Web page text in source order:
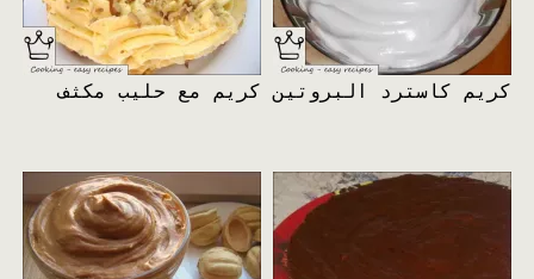
كريم مع حليب مكثف كريم كاسترد البروتين